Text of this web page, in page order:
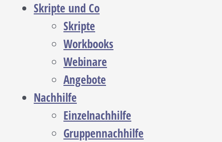
Skripte und Co
Skripte
Workbooks
Webinare
Angebote
Nachhilfe
Einzelnachhilfe
Gruppennachhilfe